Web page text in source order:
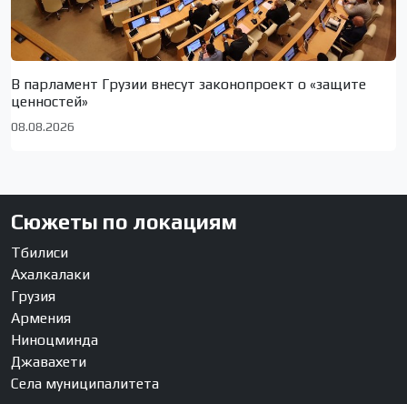
В парламент Грузии внесут законопроект о «защите
ценностей»
08.08.2026
Сюжеты по локациям
Тбилиси
Ахалкалаки
Грузия
Армения
Ниноцминда
Джавахети
Села муниципалитета